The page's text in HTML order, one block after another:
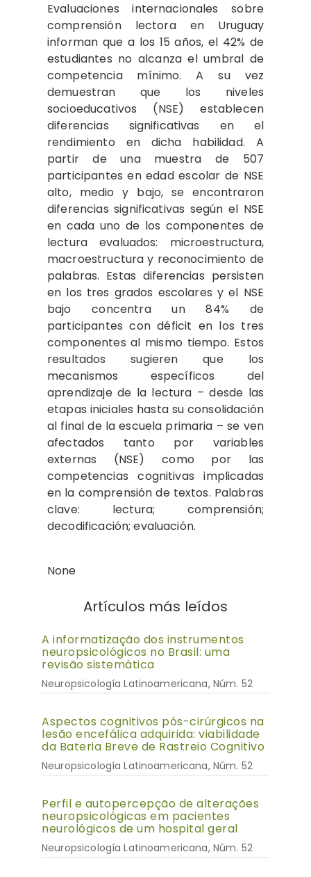
Evaluaciones internacionales sobre
comprensión lectora en Uruguay
informan que a los 15 años, el 42% de
estudiantes no alcanza el umbral de
competencia mínimo. A su vez
demuestran que los niveles
socioeducativos (NSE) establecen
diferencias significativas en el
rendimiento en dicha habilidad. A
partir de una muestra de 507
participantes en edad escolar de NSE
alto, medio y bajo, se encontraron
diferencias significativas según el NSE
en cada uno de los componentes de
lectura evaluados: microestructura,
macroestructura y reconocimiento de
palabras. Estas diferencias persisten
en los tres grados escolares y el NSE
bajo concentra un 84% de
participantes con déficit en los tres
componentes al mismo tiempo. Estos
resultados sugieren que los
mecanismos específicos del
aprendizaje de la lectura – desde las
etapas iniciales hasta su consolidación
al final de la escuela primaria – se ven
afectados tanto por variables
externas (NSE) como por las
competencias cognitivas implicadas
en la comprensión de textos. Palabras
clave: lectura; comprensión;
decodificación; evaluación.
None
Artículos más leídos
A informatização dos instrumentos
neuropsicológicos no Brasil: uma
revisão sistemática
Neuropsicología Latinoamericana, Núm. 52
Aspectos cognitivos pós-cirúrgicos na
lesão encefálica adquirida: viabilidade
da Bateria Breve de Rastreio Cognitivo
Neuropsicología Latinoamericana, Núm. 52
Perfil e autopercepção de alterações
neuropsicológicas em pacientes
neurológicos de um hospital geral
Neuropsicología Latinoamericana, Núm. 52